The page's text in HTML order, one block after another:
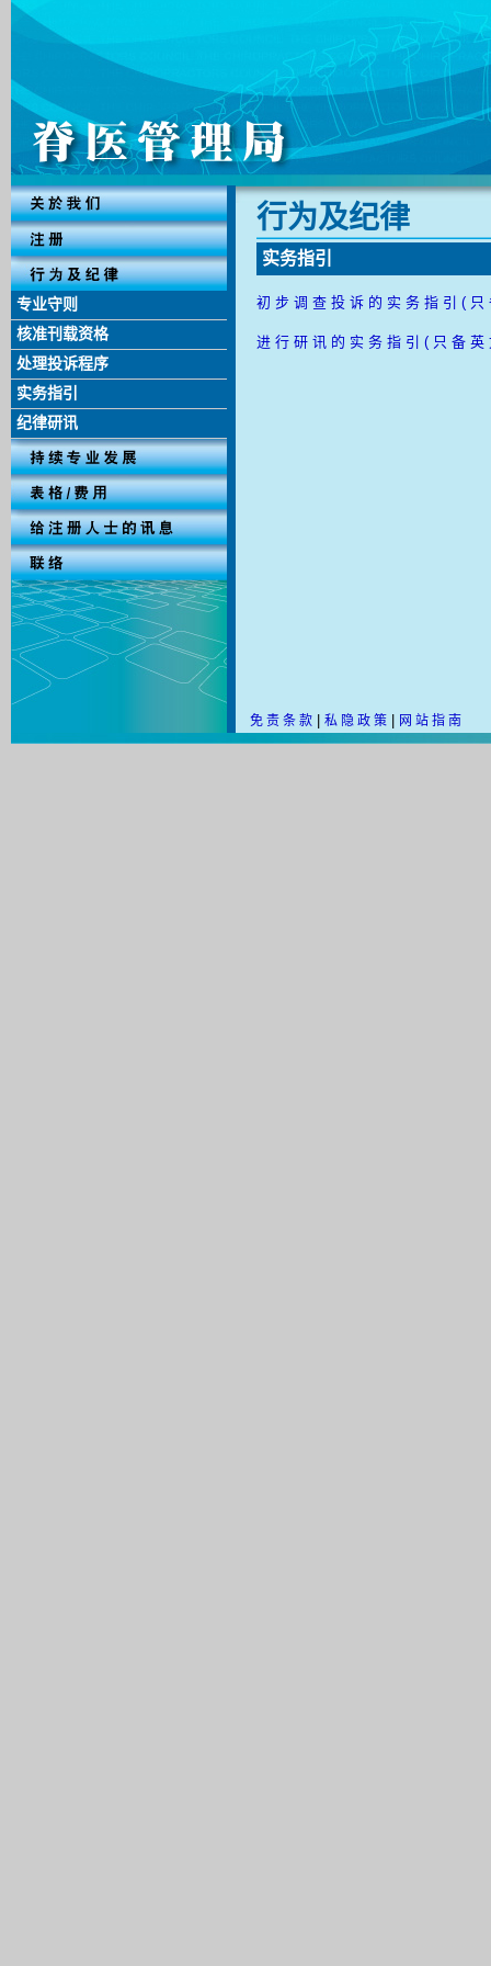
专业守则
核准刊载资格
处理投诉程序
实务指引
纪律研讯
行 为 及 纪 律
实 务 指 引
初 步 调 查 投 诉 的 实 务 指 引 ( 只
进 行 研 讯 的 实 务 指 引 ( 只 备 英
免 责 条 款 私 隐 政 策 网 站 指 南